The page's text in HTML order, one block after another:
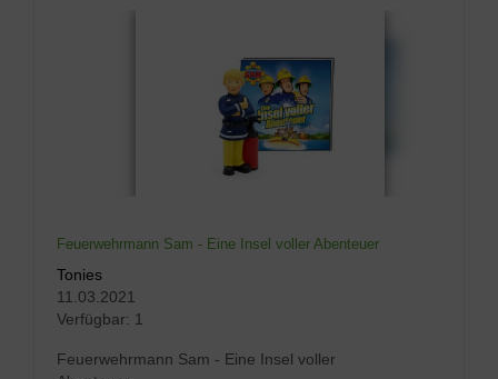
Feuerwehrmann Sam - Eine Insel voller Abenteuer
Tonies
11.03.2021
Verfügbar: 1
Feuerwehrmann Sam - Eine Insel voller